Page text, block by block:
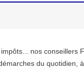
nos conseillers
du quotidien,